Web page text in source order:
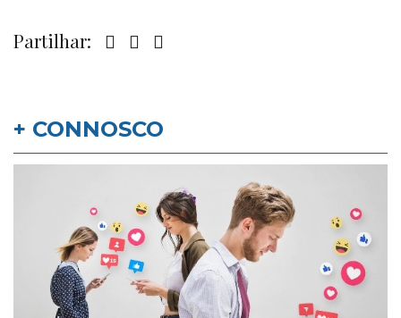
Partilhar:
+ CONNOSCO